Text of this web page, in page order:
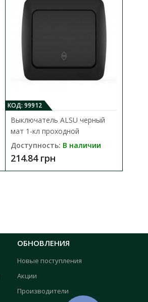
В КОРЗИНУ
В сравнения
В сравнения
КОД: 99912
Выключатель ALSU черный
мат 1-кл проходной
Доступность: В наличии
214.84 грн
ОБНОВЛЕНИЯ
Новые поступления
Акции
Производители